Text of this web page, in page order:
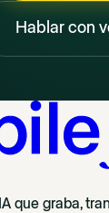
Hablar con
que graba,